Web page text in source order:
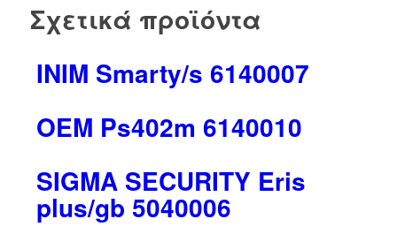
Σχετικά προϊόντα
INIM Smarty/s 6140007
OEM Ps402m 6140010
SΙGΜΑ SΕCURΙΤΥ Eris
plus/gb 5040006